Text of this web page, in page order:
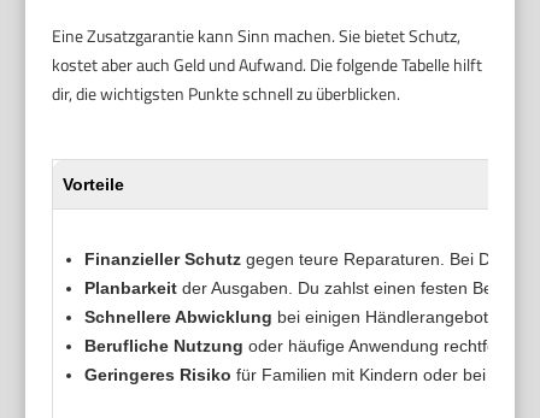
Eine Zusatzgarantie kann Sinn machen. Sie bietet Schutz,
kostet aber auch Geld und Aufwand. Die folgende Tabelle hilft
dir, die wichtigsten Punkte schnell zu überblicken.
Vorteile
Finanzieller Schutzgegen teure Reparaturen. Bei
Planbarkeitder Ausgaben. Du zahlst einen festen Betrag
Schnellere Abwicklung bei einigen Händlerangeboten.
Berufliche Nutzung oder häufige Anwendung
Geringeres Risiko für Familien mit Kindern oder bei